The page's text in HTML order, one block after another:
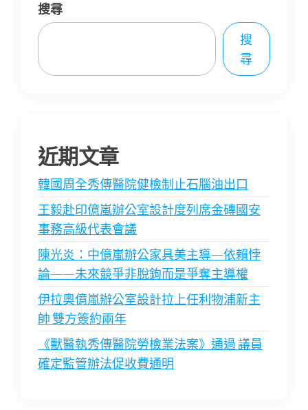
搜尋
搜
尋
近期文章
韓國周全秀傳醫院健檢制止石腦油出口
王毅赴印億嵐辦公室設計度列席金磚國安
事務高級代表會議
陳光炎：中億嵐辦公家具美主導—依賴悖
論——未來競爭非脫鉤而是爭奪主導權
伊拉奧億嵐辦公室設計拉上任利物浦新主
帥 雙方簽約兩年
《獸醫執秀傳醫院勞檢業法案》通過 議員
確定監管辦法促收費通明